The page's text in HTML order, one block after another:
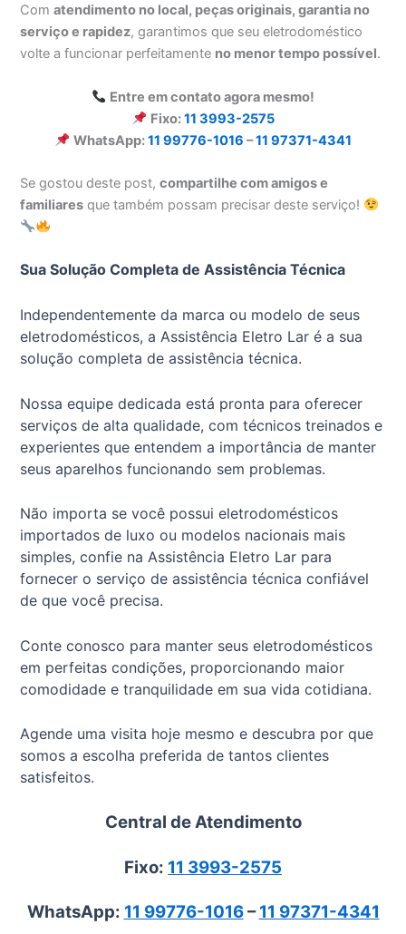
Comatendimento no local, peças originais, garantia no
serviço e rapidez, garantimos que seu eletrodoméstico
volte a funcionar perfeitamente no menor tempo possível.
Entre em contato agora mesmo!
Fixo:11 3993-2575
WhatsApp:11 99776-1016 –11 97371-4341
Se gostou deste post,compartilhe com amigos e
familiares que também possam precisar deste serviço!
Sua Solução Completa de Assistência Técnica
Independentemente da marca ou modelo de seus
eletrodomésticos, a Assistência Eletro Lar é a sua
solução completa de assistência técnica.
Nossa equipe dedicada está pronta para oferecer
serviços de alta qualidade, com técnicos treinados e
experientes que entendem a importância de manter
seus aparelhos funcionando sem problemas.
Não importa se você possui eletrodomésticos
importados de luxo ou modelos nacionais mais
simples, confie na Assistência Eletro Lar para
fornecer o serviço de assistência técnica confiável
de que você precisa.
Conte conosco para manter seus eletrodomésticos
em perfeitas condições, proporcionando maior
comodidade e tranquilidade em sua vida cotidiana.
Agende uma visita hoje mesmo e descubra por que
somos a escolha preferida de tantos clientes
satisfeitos.
Central de Atendimento
Fixo: 11 3993-2575
WhatsApp: 11 99776-1016–11 97371-4341